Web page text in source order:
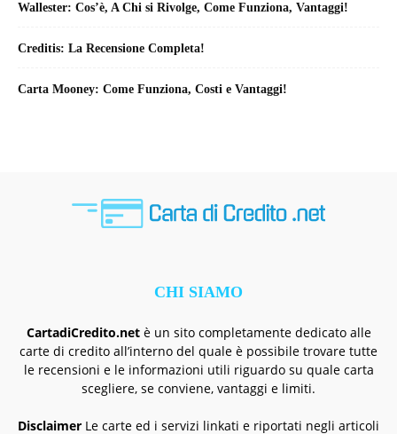
Wallester: Cos’è, A Chi si Rivolge, Come Funziona, Vantaggi!
Creditis: La Recensione Completa!
Carta Mooney: Come Funziona, Costi e Vantaggi!
CHI SIAMO
CartadiCredito.netè un sito completamente dedicato alle
carte di credito all’interno del quale è possibile trovare tutte
le recensioni e le informazioni utili riguardo su quale carta
scegliere, se conviene, vantaggi e limiti.
Disclaimer Le carte ed i servizi linkati e riportati negli articoli